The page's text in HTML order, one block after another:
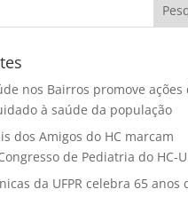
nos Bairros promove ações
à saúde da população
dos Amigos do HC marcam
de Pediatria do HC-
da UFPR celebra 65 anos